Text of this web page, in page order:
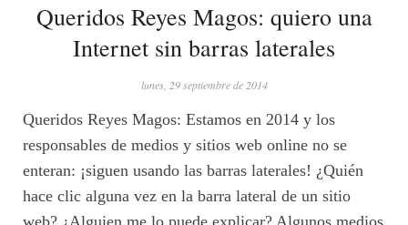
Queridos Reyes Magos: quiero una
Internet sin barras laterales
lunes, 29 septiembre de 2014
Queridos Reyes Magos: Estamos en 2014 y los
responsables de medios y sitios web online no se
enteran: ¡siguen usando las barras laterales! ¿Quién
hace clic alguna vez en la barra lateral de un sitio
web? ¿Alguien me lo puede explicar? Algunos medios